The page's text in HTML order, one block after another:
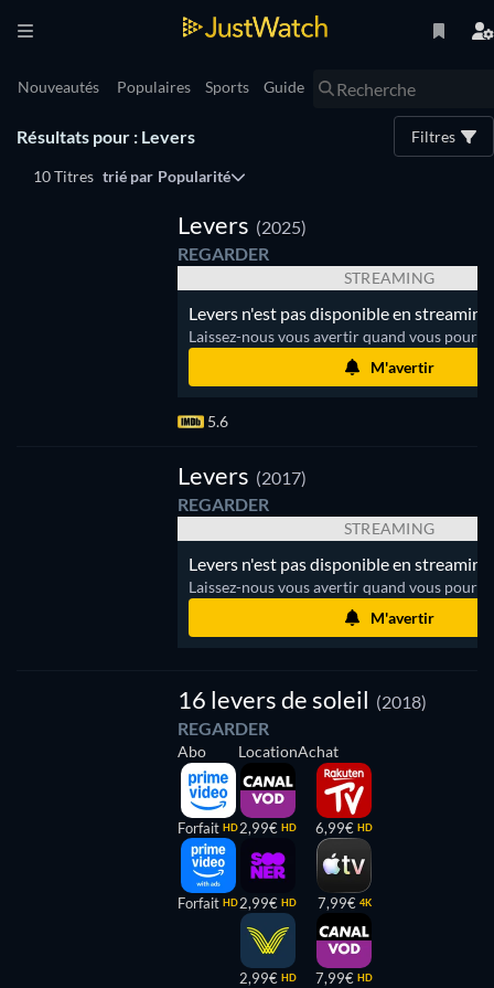
Nouveautés Populaires Sports Guide
Résultats pour : Levers Filtres
10 Titres trié par Popularité
Levers (2025)
REGARDER
STREAMING
Levers n'est pas disponible en streaming.
Laissez-nous vous avertir quand vous
M'avertir
5.6
Levers (2017)
REGARDER
STREAMING
Levers n'est pas disponible en streaming.
Laissez-nous vous avertir quand vous
M'avertir
16 levers de soleil (2018)
REGARDER
Abo
Forfait HD
Forfait HD
Location
2,99€ HD
2,99€ HD
2,99€ HD
Achat
6,99€ HD
7,99€ 4K
7,99€ HD